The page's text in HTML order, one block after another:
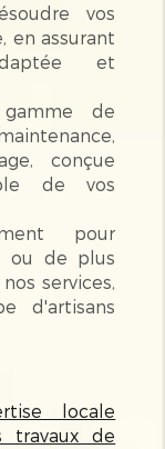
vos
en assurant
et
de
conçue
de vos
pour
ou de plus
services,
d'artisans
locale
travaux de